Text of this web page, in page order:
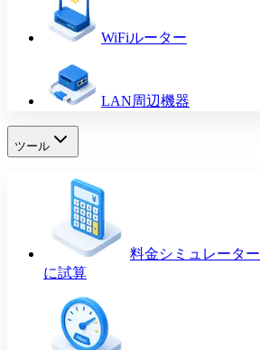
WiFiルーター
LAN周辺機器
ツール
料金シミュレーター
に試算